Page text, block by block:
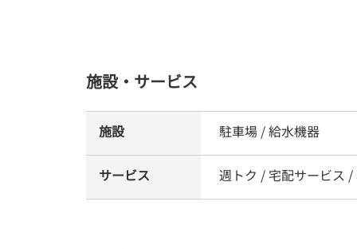
施設・サービス
施設 駐車場 / 給水機器
サービス 週トク / 宅配サービス /